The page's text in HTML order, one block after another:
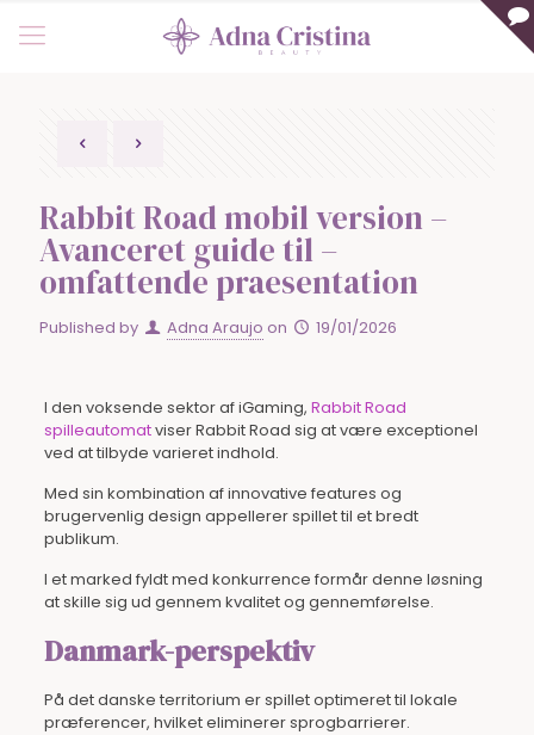
Rabbit Road mobil version –
Avanceret guide til –
omfattende praesentation
Published by Adna Araujo on 19/01/2026
I den voksende sektor af iGaming, Rabbit Road
spilleautomatviser Rabbit Road sig at være exceptionel
ved at tilbyde varieret indhold.
Med sin kombination af innovative features og
brugervenlig design appellerer spillet til et bredt
publikum.
I et marked fyldt med konkurrence formår denne løsning
at skille sig ud gennem kvalitet og gennemførelse.
Danmark-perspektiv
På det danske territorium er spillet optimeret til lokale
præferencer, hvilket eliminerer sprogbarrierer.